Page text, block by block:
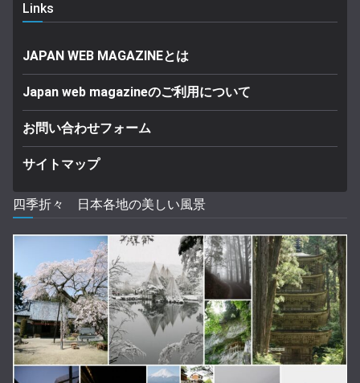
Links
JAPAN WEB MAGAZINEとは
Japan web magazineのご利用について
お問い合わせフォーム
サイトマップ
四季折々 日本各地の美しい風景